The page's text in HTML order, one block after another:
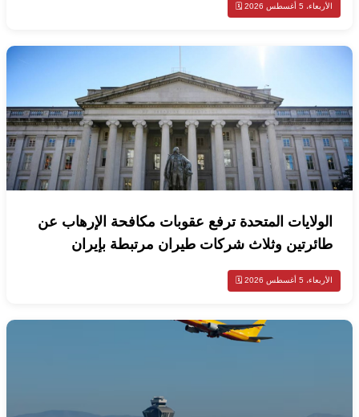
الأربعاء، 5 أغسطس 2026 🗓️
الولايات المتحدة ترفع عقوبات مكافحة الإرهاب عن
طائرتين وثلاث شركات طيران مرتبطة بإيران
الأربعاء، 5 أغسطس 2026 🗓️